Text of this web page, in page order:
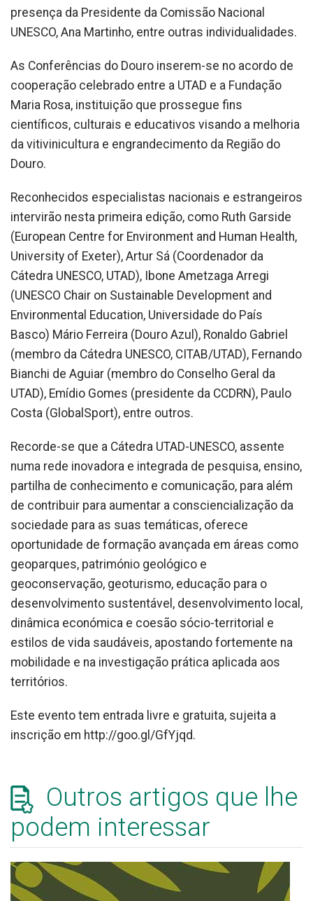
presença da Presidente da Comissão Nacional
UNESCO, Ana Martinho, entre outras individualidades.
As Conferências do Douro inserem-se no acordo de
cooperação celebrado entre a UTAD e a Fundação
Maria Rosa, instituição que prossegue fins
científicos, culturais e educativos visando a melhoria
da vitivinicultura e engrandecimento da Região do
Douro.
Reconhecidos especialistas nacionais e estrangeiros
intervirão nesta primeira edição, como Ruth Garside
(European Centre for Environment and Human Health,
University of Exeter), Artur Sá (Coordenador da
Cátedra UNESCO, UTAD), Ibone Ametzaga Arregi
(UNESCO Chair on Sustainable Development and
Environmental Education, Universidade do País
Basco) Mário Ferreira (Douro Azul), Ronaldo Gabriel
(membro da Cátedra UNESCO, CITAB/UTAD), Fernando
Bianchi de Aguiar (membro do Conselho Geral da
UTAD), Emídio Gomes (presidente da CCDRN), Paulo
Costa (GlobalSport), entre outros.
Recorde-se que a Cátedra UTAD-UNESCO, assente
numa rede inovadora e integrada de pesquisa, ensino,
partilha de conhecimento e comunicação, para além
de contribuir para aumentar a consciencialização da
sociedade para as suas temáticas, oferece
oportunidade de formação avançada em áreas como
geoparques, património geológico e
geoconservação, geoturismo, educação para o
desenvolvimento sustentável, desenvolvimento local,
dinâmica económica e coesão sócio-territorial e
estilos de vida saudáveis, apostando fortemente na
mobilidade e na investigação prática aplicada aos
territórios.
Este evento tem entrada livre e gratuita, sujeita a
inscrição em http://goo.gl/GfYjqd.
Outros artigos que lhe
podem interessar